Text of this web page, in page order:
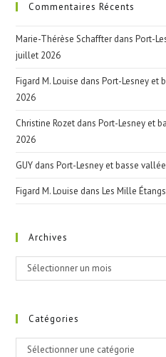
Commentaires Récents
Marie-Thérèse Schaffter dansPort-
juillet 2026
Figard M. Louise dansPort-Lesney et
2026
Christine Rozet dansPort-Lesney et
2026
GUY dansPort-Lesney et basse
Figard M. Louise dansLes Mille
Archives
Archives
Sélectionner un mois
Catégories
Catégories
Sélectionner une catégorie